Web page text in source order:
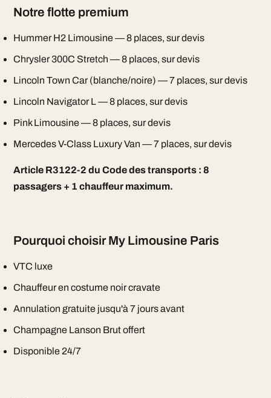
Notre flotte premium
Hummer H2 Limousine — 8 places, sur devis
Chrysler 300C Stretch — 8 places, sur devis
Lincoln Town Car (blanche/noire) — 7 places, sur devis
Lincoln Navigator L — 8 places, sur devis
Pink Limousine — 8 places, sur devis
Mercedes V-Class Luxury Van — 7 places, sur devis
Article R3122-2 du Code des transports : 8
passagers + 1 chauffeur maximum.
Pourquoi choisir My Limousine Paris
VTC luxe
Chauffeur en costume noir cravate
Annulation gratuite jusqu'à 7 jours avant
Champagne Lanson Brut offert
Disponible 24/7